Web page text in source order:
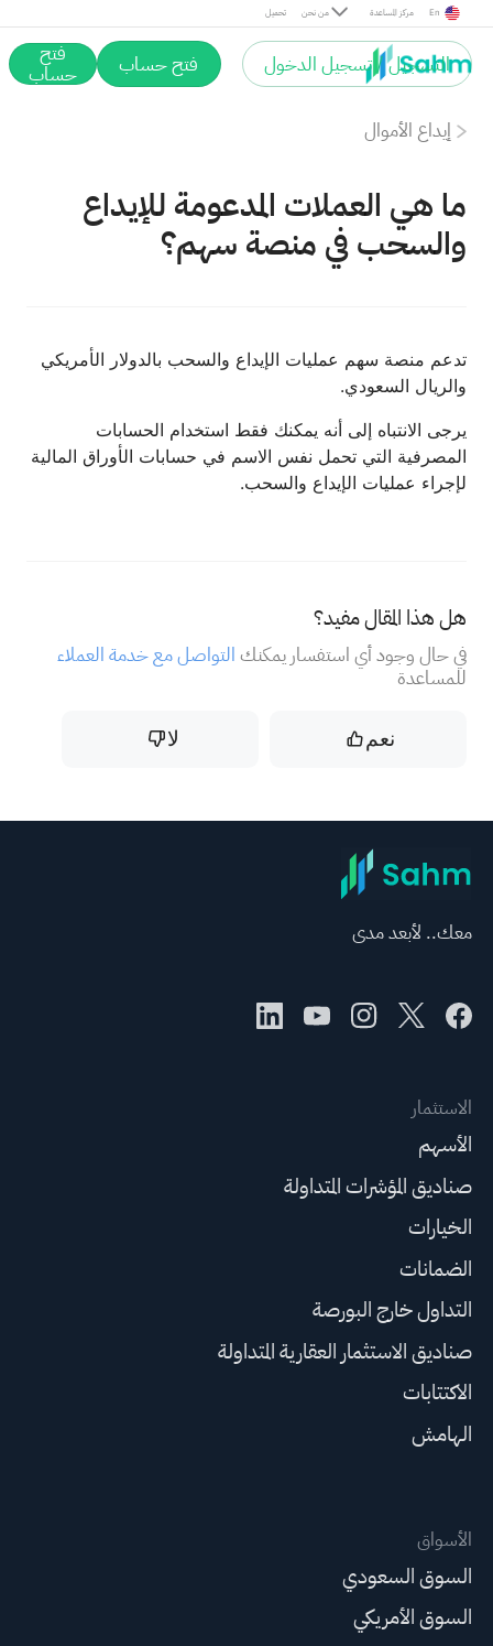
تحميل من نحن مركز المساعدة En
التسجيل / تسجيل الدخول فتح حساب فتح
حساب
إيداع الأموال
ما هي العملات المدعومة للإيداع
والسحب في منصة سهم؟
تدعم منصة سهم عمليات الإيداع والسحب بالدولار الأمريكي
والريال السعودي.
يرجى الانتباه إلى أنه يمكنك فقط استخدام الحسابات
المصرفية التي تحمل نفس الاسم في حسابات الأوراق المالية
لإجراء عمليات الإيداع والسحب.
هل هذا المقال مفيد؟
في حال وجود أي استفسار يمكنك التواصل مع خدمة العملاء
للمساعدة
نعم لا
معك.. لأبعد مدى
الاستثمار
الأسهم
صناديق المؤشرات المتداولة
الخيارات
الضمانات
التداول خارج البورصة
صناديق الاستثمار العقارية المتداولة
الاكتتابات
الهامش
الأسواق
السوق السعودي
السوق الأمريكي